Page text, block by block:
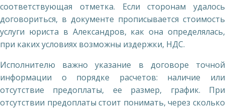
соответствующая отметка. Если сторонам удалось
договориться, в документе прописывается стоимость
услуги юриста в Александров, как она определялась,
при каких условиях возможны издержки, НДС.
Исполнителю важно указание в договоре точной
информации о порядке расчетов: наличие или
отсутствие предоплаты, ее размер, график. При
отсутствии предоплаты стоит понимать, через сколько